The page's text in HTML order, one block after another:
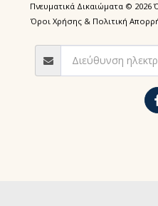
Πνευματικά Δικαιώματα ©
Όροι Χρήσης & Πολιτική